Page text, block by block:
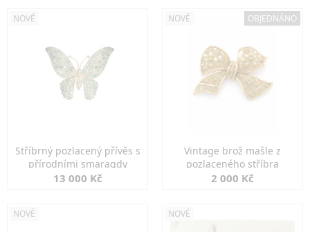
NOVÉ
Stříbrný pozlacený přívěs s
přírodními smaragdy
13 000 Kč
NOVÉ OBJEDNÁNO
Vintage brož mašle z
pozlaceného stříbra
2 000 Kč
NOVÉ NOVÉ